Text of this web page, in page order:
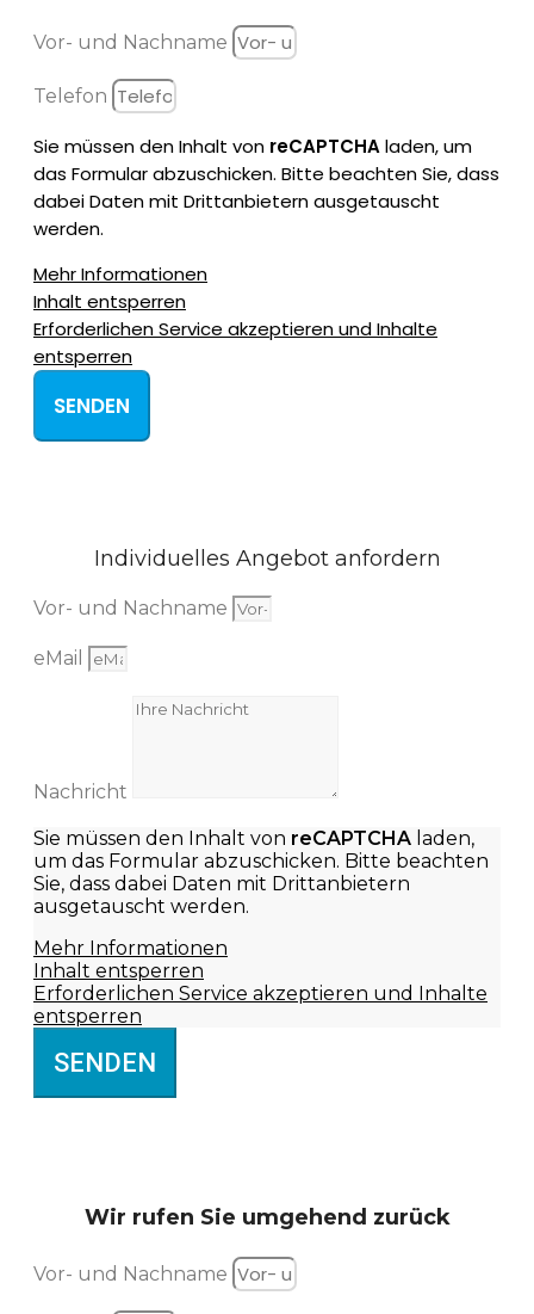
Vor- und Nachname
Telefon
Sie müssen den Inhalt von reCAPTCHAladen, um
das Formular abzuschicken. Bitte beachten Sie, dass
dabei Daten mit Drittanbietern ausgetauscht
werden.
Mehr Informationen
Inhalt entsperren
Erforderlichen Service akzeptieren und Inhalte
entsperren
SENDEN
Individuelles Angebot anfordern
Vor- und Nachname
eMail
Nachricht
Sie müssen den Inhalt von reCAPTCHA laden,
um das Formular abzuschicken. Bitte beachten
Sie, dass dabei Daten mit Drittanbietern
ausgetauscht werden.
Mehr Informationen
Inhalt entsperren
Erforderlichen Service akzeptieren und Inhalte
entsperren
SENDEN
Wir rufen Sie umgehend zurück
Vor- und Nachname